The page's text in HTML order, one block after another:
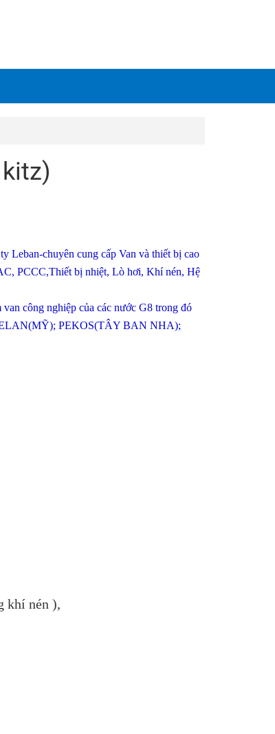
Leban-chuyên cung cấp Van và thiết bị cao
PCCC,Thiết bị nhiệt, Lò hơi, Khí nén, Hệ
van công nghiệp của các nước G8 trong đó
PEKOS(TÂY BAN NHA);
khí nén ),